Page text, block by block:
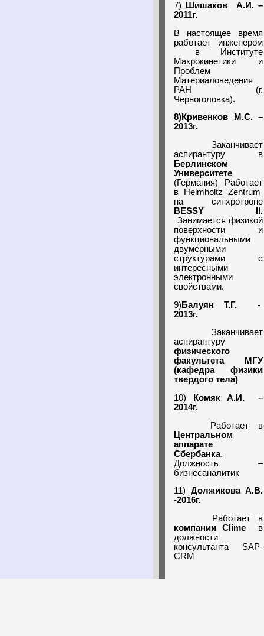
7)
Шишаков А.И. –
2011г.
В настоящее время
работает инженером
в Институте
Макрокинетики и
Проблем
Материаловедения
РАН (г.
Черноголовка).
8)Кривенков М.С. –
2013г.
Заканчивает
аспирантуру в
Берлинском
Университете
(Германия) Работает
в Helmholtz Zentrum
на синхротроне
BESSY
II.
Занимается физикой
поверхности и
функциональными
двумерными
структурами с
интересными
электронными
свойствами.
9) Балуян Т.Г. -
2013г.
Заканчивает
аспирантуру
физического
факультета МГУ
(кафедра физики
твердого тела)
10)
Комяк А.И. –
2014г.
Работает в
Центральном
аппарате
Сбербанка.
Должность –
бизнесаналитик
11) Должикова А.В.
-2016г.
Работает в
компанииClime в
должности
консультанта SAP-
CRM